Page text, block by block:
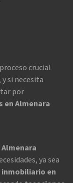
crucial
si necesita
por
en Almenara
ya sea
en